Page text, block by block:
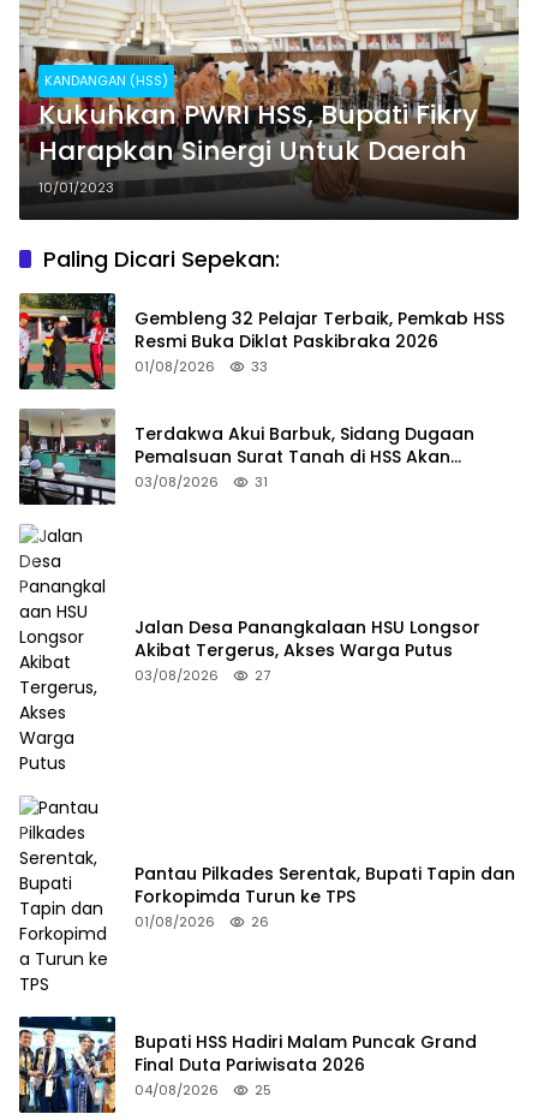
KANDANGAN (HSS)
Kukuhkan PWRI HSS, Bupati Fikry
Harapkan Sinergi Untuk Daerah
10/01/2023
Paling Dicari Sepekan:
Gembleng 32 Pelajar Terbaik, Pemkab HSS
Resmi Buka Diklat Paskibraka 2026
01/08/2026 33
Terdakwa Akui Barbuk, Sidang Dugaan
Pemalsuan Surat Tanah di HSS Akan
Berlanjut Tuntutan JPU
03/08/2026 31
Jalan Desa Panangkalaan HSU Longsor
Akibat Tergerus, Akses Warga Putus
03/08/2026 27
Pantau Pilkades Serentak, Bupati Tapin dan
Forkopimda Turun ke TPS
01/08/2026 26
Bupati HSS Hadiri Malam Puncak Grand
Final Duta Pariwisata 2026
04/08/2026 25